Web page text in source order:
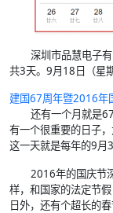
深圳市品慧电子
共3天。9月18日（星
建国67周年暨2016年
还有一个月就是
有一个很重要的日子
这一天就是每年的9月3
2016年的国庆节
样，和国家的法定节
日外，还有个超长的春